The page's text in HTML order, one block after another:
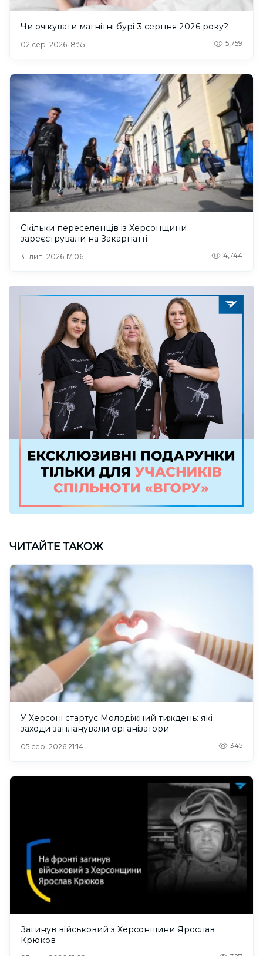
Чи очікувати магнітні бурі 3 серпня 2026 року?
02 сер. 2026 18:55 5,759
Скільки переселенців із Херсонщини
зареєстрували на Закарпатті
31 лип. 2026 17:06 4,744
ЧИТАЙТЕ ТАКОЖ
У Херсоні стартує Молодіжний тиждень: які
заходи запланували організатори
05 сер. 2026 21:14 345
Загинув військовий з Херсонщини Ярослав
Крюков